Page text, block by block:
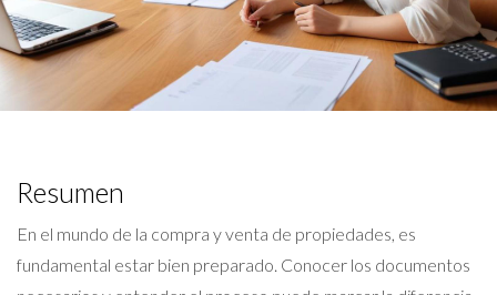
Resumen
En el mundo de la compra y venta de propiedades, es
fundamental estar bien preparado. Conocer los documentos